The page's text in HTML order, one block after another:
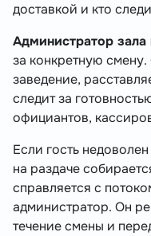
доставкой и кто
Администратор
за конкретную
заведение,
следит за
официантов,
Если гость
на раздаче
справляется с
администратор. Он
течение смены и